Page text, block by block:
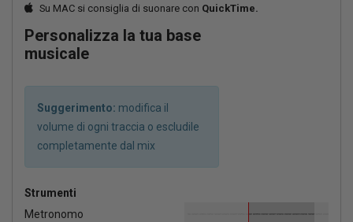
Su MAC si consiglia di suonare con QuickTime.
Personalizza la tua base
musicale
Suggerimento: modifica il
volume di ogni traccia o escludile
completamente dal mix
Strumenti
Metronomo